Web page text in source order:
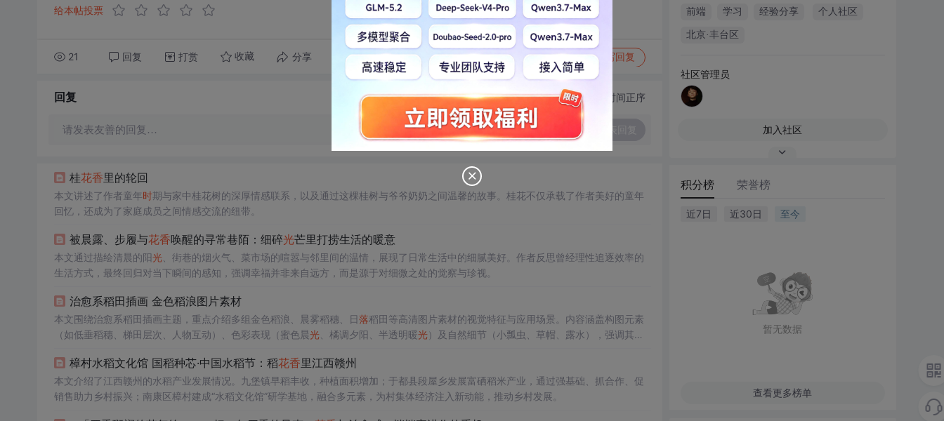
给本帖投票
21 回复 打赏 收藏 分享 转发到动态 举报 写回复
回复 切换为时间正序
请发表友善的回复…
桂花香里的轮回
本文讲述了作者童年时期与家中桂花树的深厚情感联系，以及通过这棵桂树与爷爷奶奶之间温馨的故事。桂花不仅承载了作者美好的童年
回忆，还成为了家庭成员之间情感交流的纽带。
被晨露、步履与花香唤醒的寻常巷陌：细碎光芒里打捞生活的暖意
本文通过描绘清晨的阳光、街巷的烟火气、菜市场的喧嚣与邻里间的温情，展现了日常生活中的细腻美好。作者反思曾经理性追逐效率的
生活方式，最终回归对当下瞬间的感知，强调幸福并非来自远方，而是源于对细微之处的觉察与珍视。
治愈系稻田插画 金色稻浪图片素材
本文围绕治愈系稻田插画主题，重点介绍多组金色稻浪、晨雾稻穗、日落稻田等高清图片素材的视觉特征与应用场景。内容涵盖构图元素
（如低垂稻穗、梯田层次、人物互动）、色彩表现（蜜色晨光、橘调夕阳、半透明暖光）及自然细节（小瓢虫、草帽、露水），强调其在
樟村水稻文化馆 国稻种芯·中国水稻节：稻花香里江西赣州
本文介绍了江西赣州的水稻产业发展情况。九堡镇早稻丰收，种植面积增加；于都县段屋乡发展富硒稻米产业，通过强基础、抓合作、促
销售助力乡村振兴；南康区樟村建成“水稻文化馆”研学基地，融合多元素，为村集体经济注入新动能，推动乡村发展。
前端 学习 经验分享 个人社区
北京·丰台区
社区管理员
加入社区
积分榜 荣誉榜
近7日 近30日 至今
暂无数据
查看更多榜单